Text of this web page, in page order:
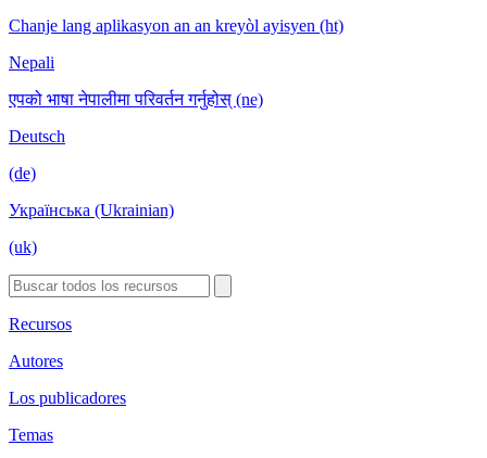
Chanje lang aplikasyon an an kreyòl ayisyen (ht)
Nepali
एपको भाषा नेपालीमा परिवर्तन गर्नुहोस् (ne)
Deutsch
(de)
Українська (Ukrainian)
(uk)
Recursos
Autores
Los publicadores
Temas